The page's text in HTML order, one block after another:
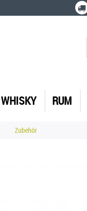
WHISKY RUM
Zubehör